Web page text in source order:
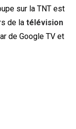
sur la TNT est
de la télévision
de Google TV et